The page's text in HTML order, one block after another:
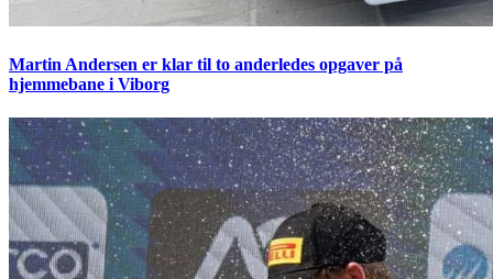
Martin Andersen er klar til to anderledes opgaver på
hjemmebane i Viborg